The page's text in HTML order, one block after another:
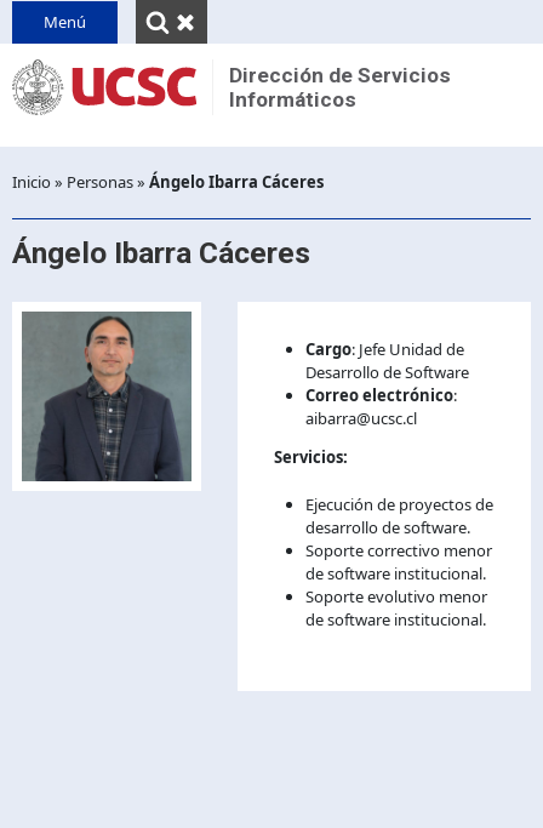
Menú
Dirección de Servicios
Informáticos
INICIO
QUIENES SOMOS
Reseña
Decretos y normativas
CONTACTO
PINVU
Inicio» Personas» Ángelo Ibarra CáceresDesplegar
Ángelo Ibarra Cáceres
Cargo: Jefe Unidad de
Desarrollo de Software
Correo electrónico:
aibarra@ucsc.cl
Servicios:
Ejecución de proyectos de
desarrollo de software.
Soporte correctivo menor
de software institucional.
Soporte evolutivo menor
de software institucional.